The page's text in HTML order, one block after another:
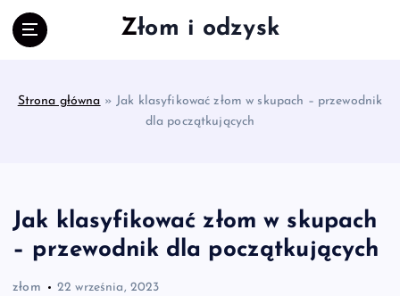
Złom i odzysk
Strona główna »Jak klasyfikować złom w skupach – przewodnik
dla początkujących
Jak klasyfikować złom w skupach
– przewodnik dla początkujących
złom 22 września, 2023